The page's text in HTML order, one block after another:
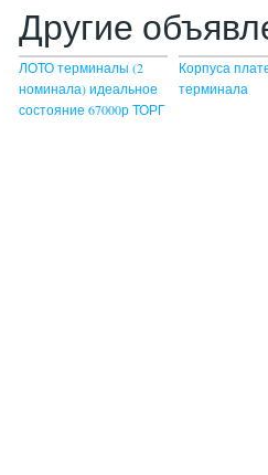
Другие
ЛОТО терминалы (2
номинала) идеальное
состояние 67000р ТОРГ
Корпуса
терминала